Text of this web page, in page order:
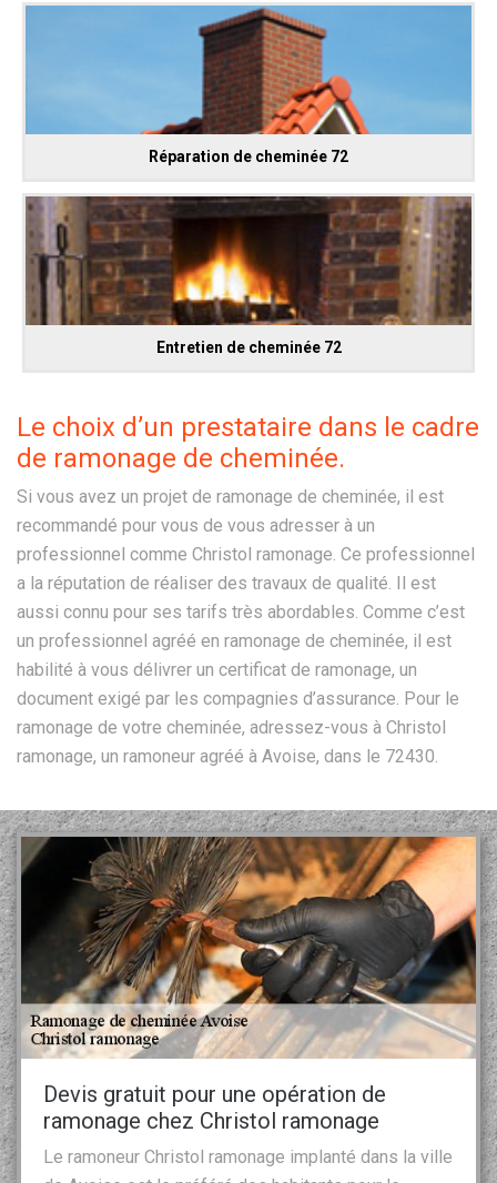
Réparation de cheminée 72
Entretien de cheminée 72
Le choix d’un prestataire dans le cadre
de ramonage de cheminée.
Si vous avez un projet de ramonage de cheminée, il est
recommandé pour vous de vous adresser à un
professionnel comme Christol ramonage. Ce professionnel
a la réputation de réaliser des travaux de qualité. Il est
aussi connu pour ses tarifs très abordables. Comme c’est
un professionnel agréé en ramonage de cheminée, il est
habilité à vous délivrer un certificat de ramonage, un
document exigé par les compagnies d’assurance. Pour le
ramonage de votre cheminée, adressez-vous à Christol
ramonage, un ramoneur agréé à Avoise, dans le 72430.
Devis gratuit pour une opération de
ramonage chez Christol ramonage
Le ramoneur Christol ramonage implanté dans la ville